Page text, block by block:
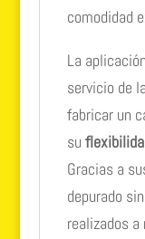
comodidad
La
servicio de
fabricar un
su
Gracias a
depurado
realizados a